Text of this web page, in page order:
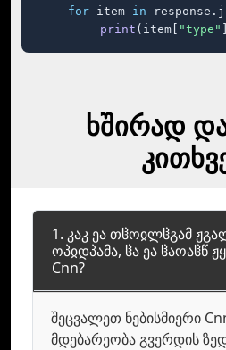
for item in
print (item[ "type"
ხშირად
1. კაკ ეა თჱოჲლჱგამ
ოპჲდპამა, ჱა ეა ჱაოაჱწ
Cnn?
შეცვალეთ ნებისმიერი
მდებარეობა გვერდის